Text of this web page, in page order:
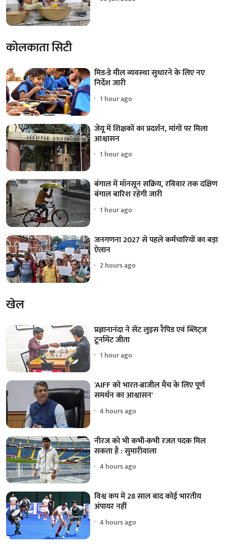
कोलकाता सिटी
मिड-डे मील व्यवस्था सुधारने के लिए नए
निर्देश जारी
1 hour ago
जेयू में शिक्षकों का प्रदर्शन, मांगों पर मिला
आश्वासन
1 hour ago
बंगाल में मॉनसून सक्रिय, रविवार तक दक्षिण
बंगाल बारिश रहेगी जारी
1 hour ago
जनगणना 2027 से पहले कर्मचारियों का बड़ा
ऐलान
2 hours ago
खेल
प्रज्ञानानंदा ने सेंट लुइस रैपिड एवं ब्लिट्ज
टूर्नामेंट जीता
1 hour ago
'AIFF को भारत-ब्राजील मैच के लिए पूर्ण
समर्थन का आश्वासन'
4 hours ago
नीरज को भी कभी-कभी रजत पदक मिल
सकता है : सुमारीवाला
4 hours ago
विश्व कप में 28 साल बाद कोई भारतीय
अंपायर नहीं
4 hours ago